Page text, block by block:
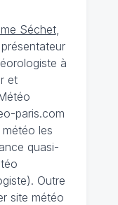
Séchet,
à
et
paris.com
les
quasi-
Outre
site météo